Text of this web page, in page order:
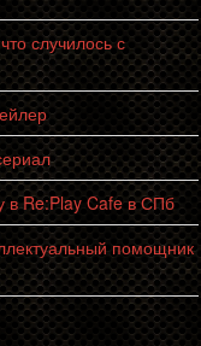
случилось с
Re:Play Cafe в СПб
помощник